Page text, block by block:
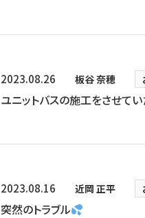
2023.08.26 板谷 奈穂
ユニットバスの施工をさせてい
2023.08.16 近岡 正平
突然のトラブル